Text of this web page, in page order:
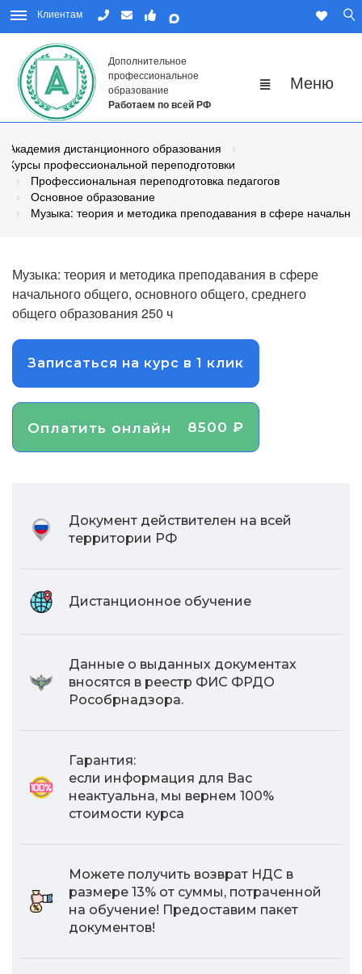
Клиентам
Дополнительное
профессиональное
образование
Работаем по всей РФ
Академия дистанционного образования
Курсы профессиональной переподготовки
Профессиональная переподготовка педагогов
Основное образование
Музыка: теория и методика преподавания в сфере
Музыка: теория и методика преподавания в сфере
начального общего, основного общего, среднего
общего образования 250 ч
Записаться на курс в 1 клик
Оплатить онлайн 8500 ₽
Документ действителен на всей
территории РФ
Дистанционное обучение
Данные о выданных документах
вносятся в реестр ФИС ФРДО
Рособрнадзора.
Гарантия:
если информация для Вас
неактуальна, мы вернем 100%
стоимости курса
Можете получить возврат НДС в
размере 13% от суммы, потраченной
на обучение! Предоставим пакет
документов!